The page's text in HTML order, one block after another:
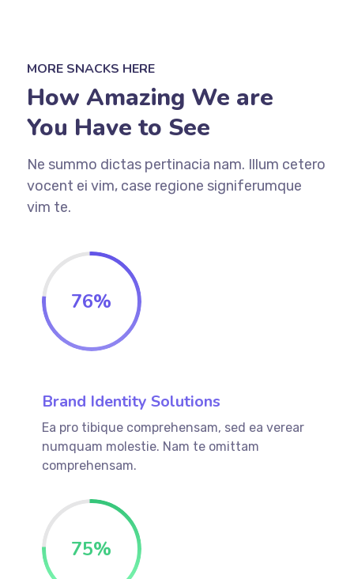
MORE SNACKS HERE
How Amazing We are
You Have to See
Ne summo dictas pertinacia nam. Illum cetero
vocent ei vim, case regione signiferumque
vim te.
76%
Brand Identity Solutions
Ea pro tibique comprehensam, sed ea verear
numquam molestie. Nam te omittam
comprehensam.
75%